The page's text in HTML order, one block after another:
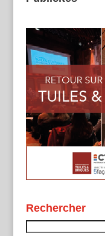
Rechercher